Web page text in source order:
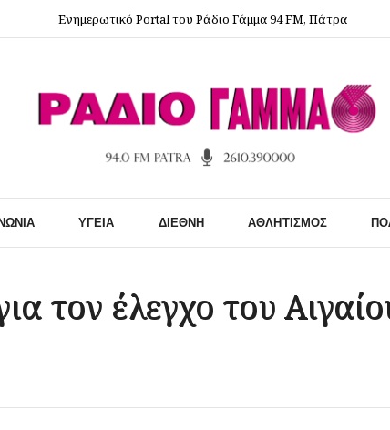
Ενημερωτικό Portal του Ράδιο Γάμμα 94 FM, Πάτρα
ΥΓΕΊΑ ΔΙΕΘΝΉ ΑΘΛΗΤΙΣΜΌΣ
τον έλεγχο του